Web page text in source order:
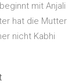
mit Anjali
hat die Mutter
nicht Kabhi